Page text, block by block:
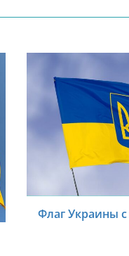
Флаг Украины